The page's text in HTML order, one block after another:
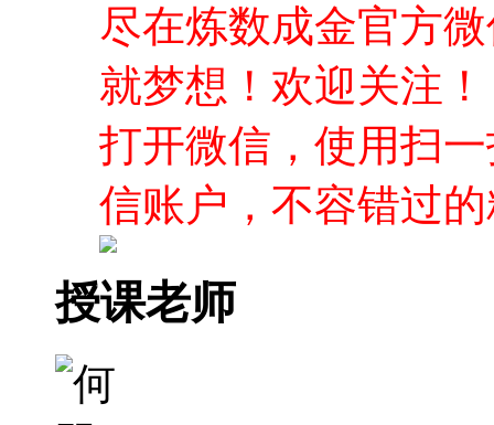
尽在炼数成金官方
就梦想！欢迎关注！
打开微信，使用扫
信账户，不容错过
授课老师